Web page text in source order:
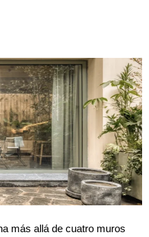
más allá de cuatro muros